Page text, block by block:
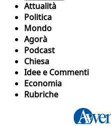
Attualità
Politica
Mondo
Agorà
Podcast
Chiesa
Idee e Commenti
Economia
Rubriche